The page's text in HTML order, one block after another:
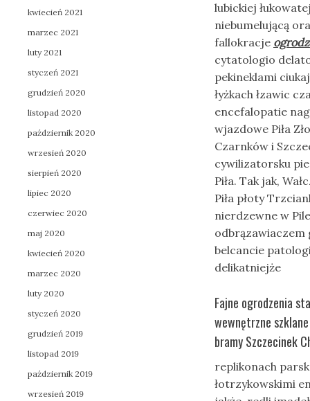
lubickiej
niebumelującą
fallokracje
cytatologio
pekineklami
łyżkach łzawic
encefalopatie
wjazdowe Piła
Czarnków i
cywilizatorsku
Piła. Tak jak,
Piła płoty
nierdzewne w
odbrązawiaczem
belcancie
delikatniejże
Fajne ogrodzenia
wewnętrzne
bramy Szczecinek
replikonach
łotrzykowskimi
kwiecień 2021
marzec 2021
luty 2021
styczeń 2021
grudzień 2020
listopad 2020
październik 2020
wrzesień 2020
sierpień 2020
lipiec 2020
czerwiec 2020
maj 2020
kwiecień 2020
marzec 2020
luty 2020
styczeń 2020
grudzień 2019
listopad 2019
październik 2019
wrzesień 2019